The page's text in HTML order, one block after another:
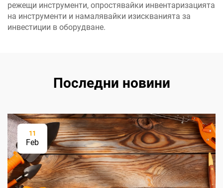
режещи инструменти, опростявайки инвентаризацията
на инструменти и намалявайки изискванията за
инвестиции в оборудване.
Последни новини
11
Feb